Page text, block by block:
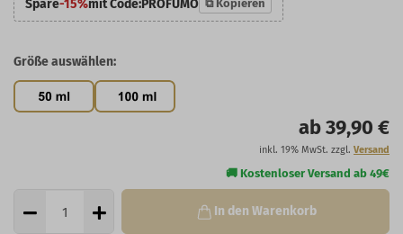
Spare-15%mit Code:PROFUMO ⧉ Kopieren
Größe auswählen:
ab 39,90 €
inkl. 19% MwSt. zzgl. Versand
In den Warenkorb